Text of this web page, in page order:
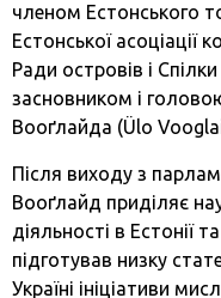
членом Естонського
Естонської асоціації
Ради островів і Спілки
засновником і
Вооґлайда (Ülo
Після виходу з
Вооґлайд приділяє
діяльності в Естонії
підготував низку
Україні ініціативи